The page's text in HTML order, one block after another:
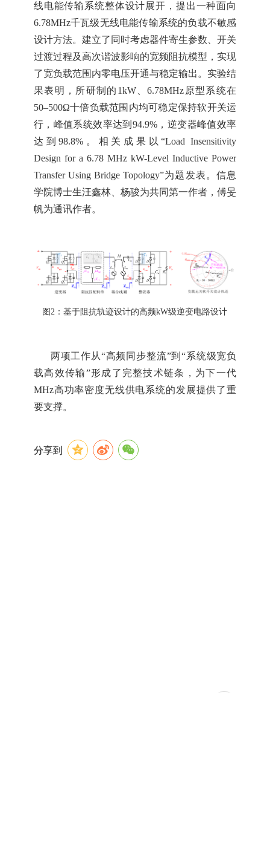
线电能传输系统整体设计展开，提出一种面向
6.78MHz千瓦级无线电能传输系统的负载不敏感
设计方法。建立了同时考虑器件寄生参数、开关
过渡过程及高次谐波影响的宽频阻抗模型，实现
了宽负载范围内零电压开通与稳定输出。实验结
果表明，所研制的1kW、6.78MHz原型系统在
50–500Ω十倍负载范围内均可稳定保持软开关运
行，峰值系统效率达到94.9%，逆变器峰值效率
达到98.8%。相关成果以“Load Insensitivity
Design for a 6.78 MHz kW-Level Inductive Power
Transfer Using Bridge Topology”为题发表。信息
学院博士生汪鑫林、杨骏为共同第一作者，傅旻
帆为通讯作者。
图 2：基于阻抗轨迹设计的高频kW级逆变电路设计
两项工作从“高频同步整流”到“系统级宽负
载高效传输”形成了完整技术链条，为下一代
MHz高功率密度无线供电系统的发展提供了重
要支撑。
分享到